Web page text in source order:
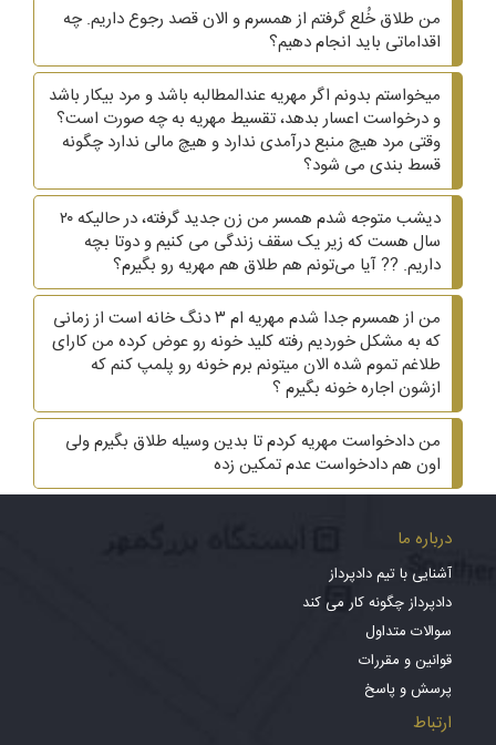
من طلاق خُلع گرفتم از همسرم و الان قصد رجوع داریم. چه
اقداماتی باید انجام دهیم؟
میخواستم بدونم اگر مهریه عندالمطالبه باشد و مرد بیکار باشد
و درخواست اعسار بدهد، تقسیط مهریه به چه صورت است؟
وقتی مرد هیچ منبع درآمدی ندارد و هیچ مالی ندارد چگونه
قسط بندی می شود؟
دیشب متوجه شدم همسر من زن جدید گرفته، در حالیکه ۲۰
سال هست که زیر یک سقف زندگی می کنیم و دوتا بچه
داریم. ?? آیا می‌تونم هم طلاق هم مهریه رو بگیرم؟
من از همسرم جدا شدم مهریه ام ۳ دنگ خانه است از زمانی
که به مشکل خوردیم رفته کلید خونه رو عوض کرده من کارای
طلاغم تموم شده الان میتونم برم خونه رو پلمپ کنم که
ازشون اجاره خونه بگیرم ؟
من دادخواست مهریه کردم تا بدین وسیله طلاق بگیرم ولی
اون هم دادخواست عدم تمکین زده
درباره ما
آشنایی با تیم دادپرداز
دادپرداز چگونه کار می کند
سوالات متداول
قوانین و مقررات
پرسش و پاسخ
ارتباط